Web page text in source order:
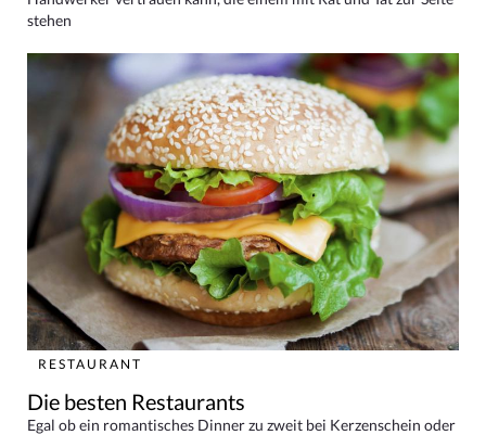
stehen
RESTAURANT
Die besten Restaurants
Egal ob ein romantisches Dinner zu zweit bei Kerzenschein oder